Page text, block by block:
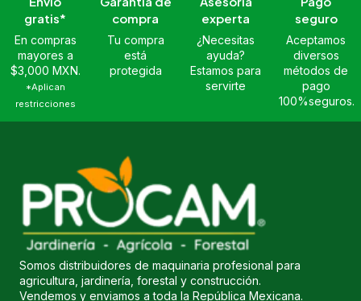
gratis*
En compras
mayores a
$3,000 MXN.
*Aplican
restricciones
compra
Tu compra
está
protegida
experta
¿Necesitas
ayuda?
Estamos para
servirte
seguro
Aceptamos
diversos
métodos de
pago
100%seguros.
Somos distribuidores de maquinaria profesional para
agricultura, jardinería, forestal y construcción.
Vendemos y enviamos a toda la República Mexicana.